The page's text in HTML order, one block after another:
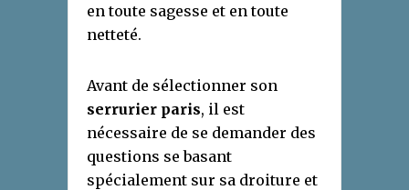
en toute sagesse et en toute
netteté.
Avant de sélectionner son
serrurier paris, il est
nécessaire de se demander des
questions se basant
spécialement sur sa droiture et